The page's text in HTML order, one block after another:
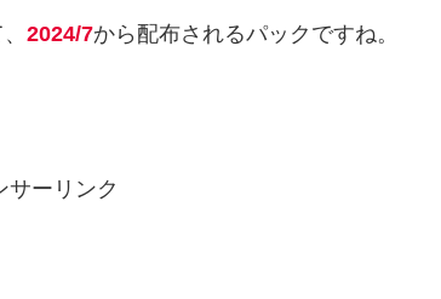
2024/7から配布されるパックですね。
サーリンク